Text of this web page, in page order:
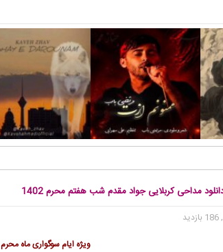
مداحی کربلایی جواد مقدم شب هفتم محرم 1402
, 186 بازدید
ویژه ایام سوگواری ماه محرم 1402